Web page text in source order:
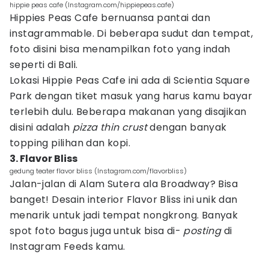
hippie peas cafe (Instagram.com/hippiepeas.cafe)
Hippies Peas Cafe bernuansa pantai dan
instagrammable. Di beberapa sudut dan tempat,
foto disini bisa menampilkan foto yang indah
seperti di Bali.
Lokasi Hippie Peas Cafe ini ada di Scientia Square
Park dengan tiket masuk yang harus kamu bayar
terlebih dulu. Beberapa makanan yang disajikan
disini adalah pizza thin crustdengan banyak
topping pilihan dan kopi.
3. Flavor Bliss
gedung teater flavor bliss (Instagram.com/flavorbliss)
Jalan-jalan di Alam Sutera ala Broadway? Bisa
banget! Desain interior Flavor Bliss ini unik dan
menarik untuk jadi tempat nongkrong. Banyak
spot foto bagus juga untuk bisa di- postingdi
Instagram Feeds kamu.